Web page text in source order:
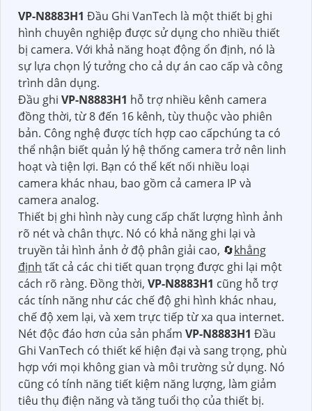
VP-N8883H1 Đầu Ghi VanTech là một thiết bị ghi
hình chuyên nghiệp được sử dụng cho nhiều thiết
bị camera. Với khả năng hoạt động ổn định, nó là
sự lựa chọn lý tưởng cho cả dự án cao cấp và công
trình dân dụng.
Đầu ghi VP-N8883H1 hỗ trợ nhiều kênh camera
đồng thời, từ 8 đến 16 kênh, tùy thuộc vào phiên
bản. Công nghệ được tích hợp cao cấpchúng ta có
thể nhận biết quản lý hệ thống camera trở nên linh
hoạt và tiện lợi. Bạn có thể kết nối nhiều loại
camera khác nhau, bao gồm cả camera IP và
camera analog.
Thiết bị ghi hình này cung cấp chất lượng hình ảnh
rõ nét và chân thực. Nó có khả năng ghi lại và
truyền tải hình ảnh ở độ phân giải cao, 🔄khẳng
định tất cả các chi tiết quan trọng được ghi lại một
cách rõ ràng. Đồng thời, VP-N8883H1 cũng hỗ trợ
các tính năng như các chế độ ghi hình khác nhau,
chế độ xem lại, và xem trực tiếp từ xa qua internet.
Nét độc đáo hơn của sản phẩm VP-N8883H1 Đầu
Ghi VanTech có thiết kế hiện đại và sang trọng, phù
hợp với mọi không gian và môi trường sử dụng. Nó
cũng có tính năng tiết kiệm năng lượng, làm giảm
tiêu thụ điện năng và tăng tuổi thọ của thiết bị.